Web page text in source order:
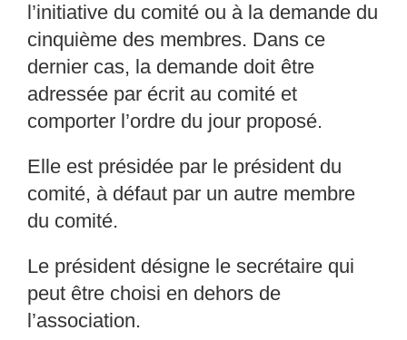
l’initiative du comité ou à la demande du
cinquième des membres. Dans ce
dernier cas, la demande doit être
adressée par écrit au comité et
comporter l’ordre du jour proposé.
Elle est présidée par le président du
comité, à défaut par un autre membre
du comité.
Le président désigne le secrétaire qui
peut être choisi en dehors de
l’association.